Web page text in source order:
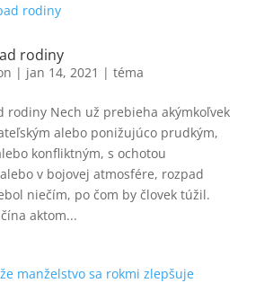
rodiny
| jan 14, 2021 | téma
rodiny Nech už prebieha akýmkoľvek
alebo ponižujúco prudkým,
konfliktným, s ochotou
v bojovej atmosfére, rozpad
niečím, po čom by človek túžil.
aktom...